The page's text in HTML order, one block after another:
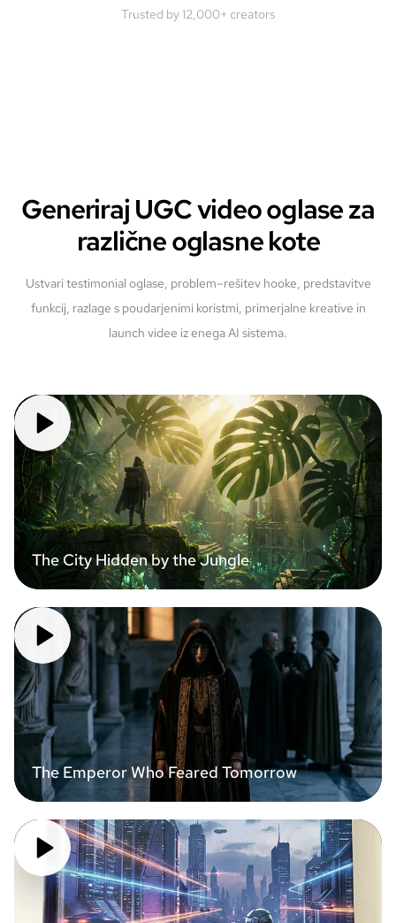
Trusted by 12,000+ creators
Generiraj UGC video oglase za
različne oglasne kote
Ustvari testimonial oglase, problem–rešitev hooke, predstavitve
funkcij, razlage s poudarjenimi koristmi, primerjalne kreative in
launch videe iz enega AI sistema.
The City Hidden by the Jungle
The Emperor Who Feared Tomorrow